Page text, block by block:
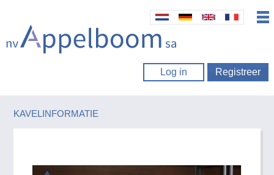
Log in Registreer
KAVELINFORMATIE